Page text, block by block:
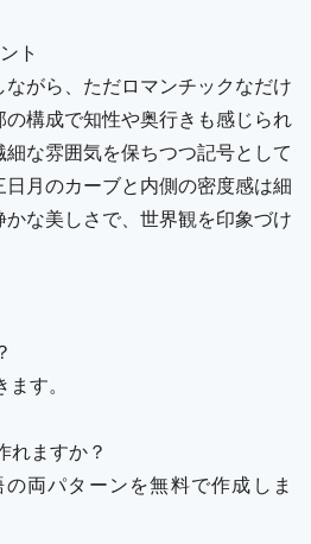
ト
がら、ただロマンチックなだけ
構成で知性や奥行きも感じられ
な雰囲気を保ちつつ記号として
月のカーブと内側の密度感は細
な美しさで、世界観を印象づけ
す。
れますか？
両パターンを無料で作成しま